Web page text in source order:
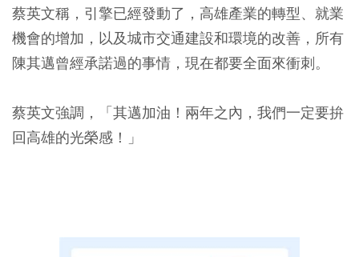
蔡英文稱，引擎已經發動了，高雄產業的轉型、就業
機會的增加，以及城市交通建設和環境的改善，所有
陳其邁曾經承諾過的事情，現在都要全面來衝刺。
蔡英文強調，「其邁加油！兩年之內，我們一定要拚
回高雄的光榮感！」